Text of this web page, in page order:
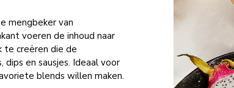
mengbeker van
voeren de inhoud naar
te creëren die de
en sausjes. Ideaal voor
blends willen maken.